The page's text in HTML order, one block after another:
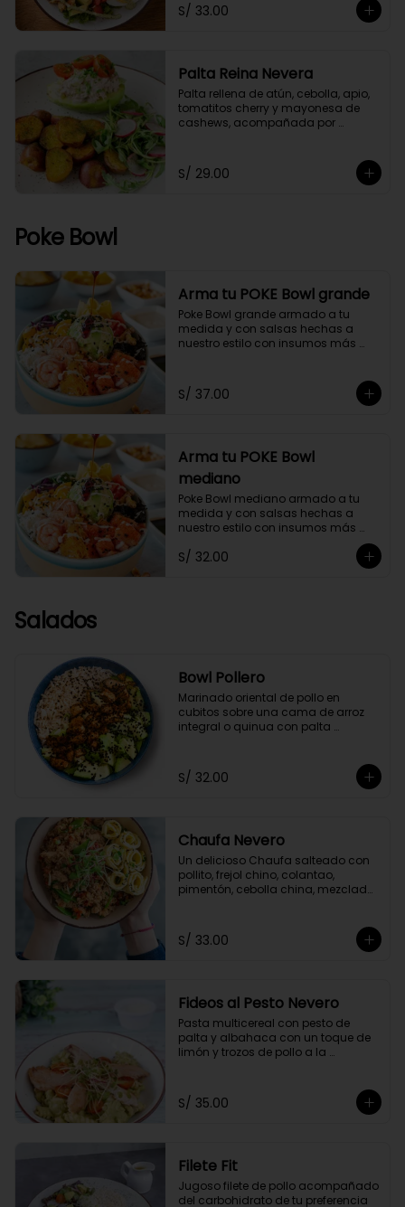
S/ 33.00
Palta Reina Nevera
Palta rellena de atún, cebolla, apio,
tomatitos cherry y mayonesa de
cashews, acompañada por
arúgula.
S/ 29.00
Poke Bowl
Arma tu POKE Bowl grande
Poke Bowl grande armado a tu
medida y con salsas hechas a
nuestro estilo con insumos más
S/ 37.00
Arma tu POKE Bowl
mediano
Poke Bowl mediano armado a tu
medida y con salsas hechas a
nuestro estilo con insumos más
S/ 32.00
Salados
Bowl Pollero
Marinado oriental de pollo en
cubitos sobre una cama de arroz
integral o quinua con palta
soya.
S/ 32.00
Chaufa Nevero
Un delicioso Chaufa salteado con
pollito, frejol chino, colantao,
pimentón, cebolla china, mezclado
tortilla de huevo
S/ 33.00
Fideos al Pesto Nevero
Pasta multicereal con pesto de
palta y albahaca con un toque de
limón y trozos de pollo a la
parmesano.
S/ 35.00
Filete Fit
Jugoso filete de pollo acompañado
del carbohidrato de tu preferencia